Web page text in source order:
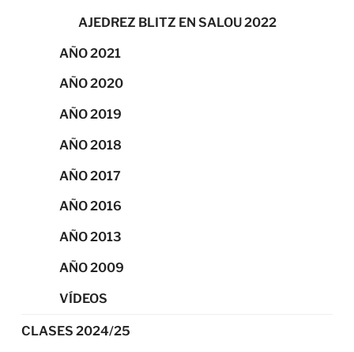
AJEDREZ BLITZ EN SALOU 2022
AÑO 2021
AÑO 2020
AÑO 2019
AÑO 2018
AÑO 2017
AÑO 2016
AÑO 2013
AÑO 2009
VÍDEOS
CLASES 2024/25